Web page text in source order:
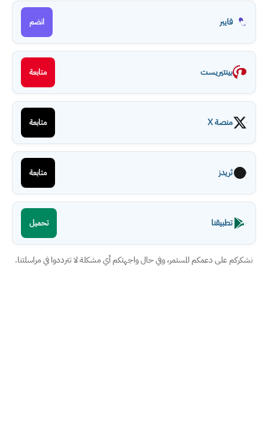
فايبر انضم
بينتيريست متابعة
منصة X متابعة
ثريدز متابعة
تطبيقنا تحميل
نشكركم على دعمكم المستمر، وفي حال واجهتكم أي مشكلة لا تترددوا في مراسلتنا.